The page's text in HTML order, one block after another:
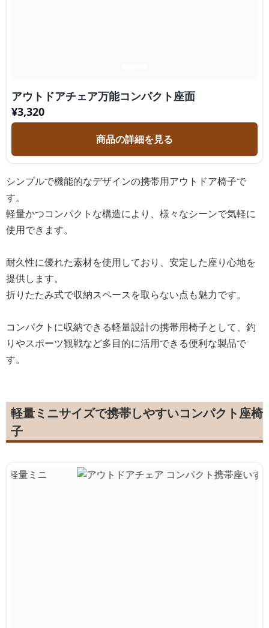
アウトドアチェア万能コンパクト座面
¥3,320
商品の詳細を見る
シンプルで機能的なデザインの携帯用アウトドア椅子で
す。
軽量かつコンパクトな構造により、様々なシーンで気軽に
使用できます。
耐久性に優れた素材を使用しており、安定した座り心地を
提供します。
折りたたみ式で収納スペースを取らない点も魅力です。
コンパクトに収納できる軽量設計の携帯用椅子として、釣
りやスポーツ観戦など多目的に活用できる便利な製品で
す。
軽量ミニサイズで携帯しやすいコンパクト座椅
子